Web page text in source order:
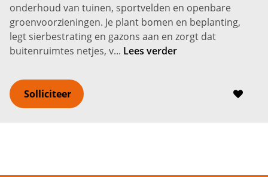
onderhoud van tuinen, sportvelden en openbare
groenvoorzieningen. Je plant bomen en beplanting,
legt sierbestrating en gazons aan en zorgt dat
buitenruimtes netjes, v... Lees verder
Solliciteer